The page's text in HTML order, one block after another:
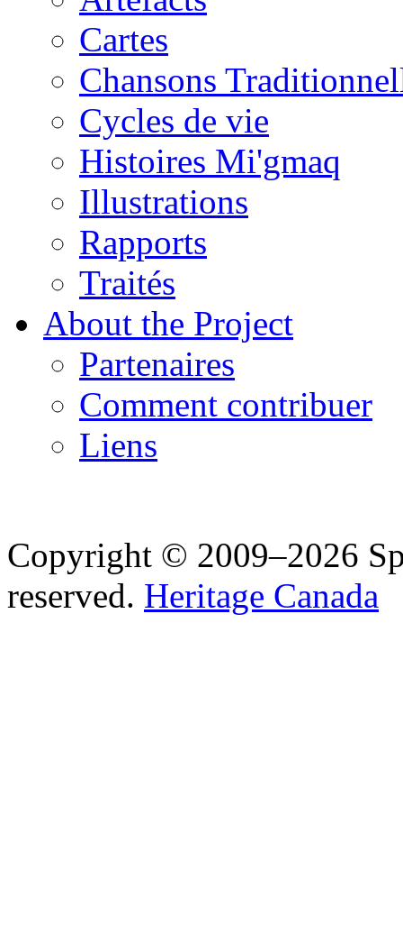
Cartes
Chansons
Cycles de vie
Histoires Mi'gmaq
Illustrations
Rapports
Traités
About the Project
Partenaires
Comment contribuer
Liens
Copyright © 2009–2026
reserved. Heritage Canada